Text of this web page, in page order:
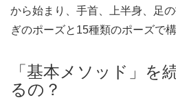
から始まり、手首、上半身、足
ぎのポーズと15種類のポーズで
「基本メソッド」を
るの？